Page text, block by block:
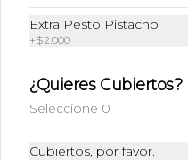
Extra Pesto Pistacho
+$2.000
¿Quieres Cubiertos?
Seleccione 0
Cubiertos, por favor.